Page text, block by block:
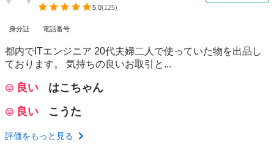
5.0(125)
身分証 電話番号
都内でITエンジニア 20代夫婦二人で使っていた物を出品し
ております。 気持ちの良いお取引と...
良い
はこちゃん
良い
こうた
評価をもっと見る